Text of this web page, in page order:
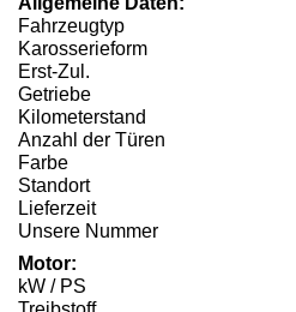
Fahrzeugtyp
Karosserieform
Erst-Zul.
Getriebe
Kilometerstand
Anzahl der Türen
Farbe
Standort
Lieferzeit
Unsere Nummer
Motor:
kW / PS